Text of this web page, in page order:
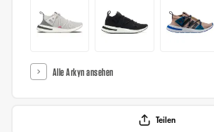
Alle Arkyn ansehen
Teilen